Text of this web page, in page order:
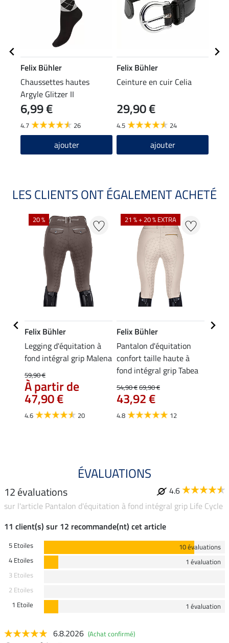
Felix Bühler
Chaussettes hautes
Argyle Glitzer II
6,99 €
4.7 26
ajouter
Felix Bühler
Ceinture en cuir Celia
29,90 €
4.5 24
ajouter
LES CLIENTS ONT ÉGALEMENT ACHETÉ
20 %
Felix Bühler
Legging d'équitation à
fond intégral grip Malena
59,90 €
À partir de
47,90 €
4.6 20
21 % + 20 % EXTRA
Felix Bühler
Pantalon d'équitation
confort taille haute à
fond intégral grip Tabea
54,90 €69,90 €
43,92 €
4.8 12
Felix
ÉVALUATIONS
12 évaluations
4.6
sur l'article Pantalon d'équitation à fond intégral grip Life Cycle
11 client(s) sur 12 recommande(nt) cet article
5 Etoiles
10 évaluations
4 Etoiles
1 évaluation
3 Etoiles
2 Etoiles
1 Etoile
1 évaluation
6.8.2026 (Achat confirmé)